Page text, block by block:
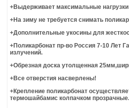
+Выдерживает максимальные нагрузки
+На зиму не требуется снимать
+Дополнительные укосины для
+Поликарбонат пр-во Россия 7-10 Лет
излучений.
+Обрезная доска утолщенная
+Все отверстия насверлены!
+Крепление поликарбонат
термошайбамис колпачком прозрачные.